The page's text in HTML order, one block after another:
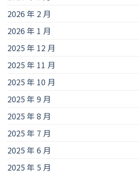
2026 年 2 月
2026 年 1 月
2025 年 12 月
2025 年 11 月
2025 年 10 月
2025 年 9 月
2025 年 8 月
2025 年 7 月
2025 年 6 月
2025 年 5 月